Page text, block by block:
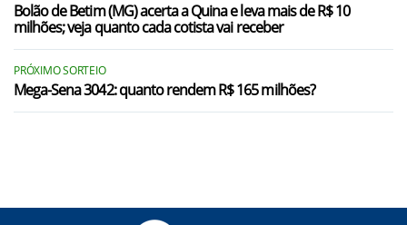
Bolão de Betim (MG) acerta a Quina e leva mais de R$ 10
milhões; veja quanto cada cotista vai receber
PRÓXIMO SORTEIO
Mega-Sena 3042: quanto rendem R$ 165 milhões?